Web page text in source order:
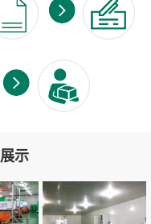
示